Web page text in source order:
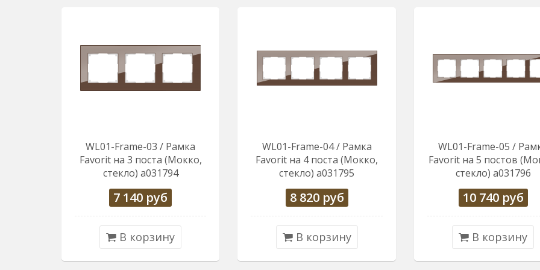
WL01-Frame-03 / Рамка
Favorit на 3 поста (Мокко,
стекло) a031794
7 140 руб
В корзину
WL01-Frame-04 / Рамка
Favorit на 4 поста (Мокко,
стекло) a031795
8 820руб
В корзину
WL01-Frame-05 /
Favorit на 5 постов
стекло) a031796
10 740руб
В корзину